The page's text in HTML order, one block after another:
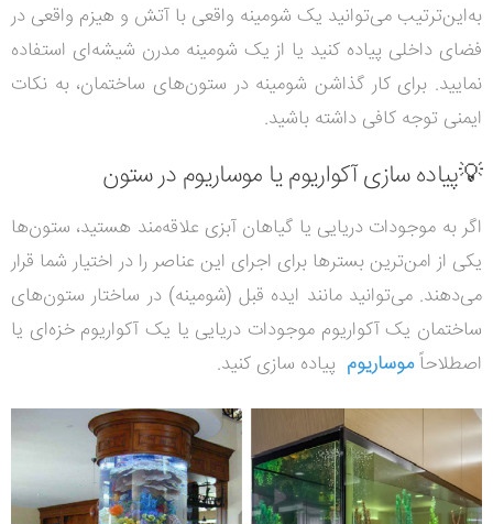
به‌این‌ترتیب می‌توانید یک شومینه واقعی با آتش و هیزم واقعی در
فضای داخلی پیاده کنید یا از یک شومینه‌ مدرن شیشه‌ای استفاده
نمایید. برای کار گذاشن شومینه در ستون‌های ساختمان، به نکات
ایمنی توجه کافی داشته باشید.
💡پیاده سازی آکواریوم یا موساریوم در ستون
اگر به موجودات دریایی یا گیاهان آبزی علاقه‌مند هستید، ستون‌ها
یکی از امن‌ترین بسترها برای اجرای این عناصر را در اختیار شما قرار
می‌دهند. می‌توانید مانند ایده قبل (شومینه) در ساختار ستون‌های
ساختمان یک آکواریوم موجودات دریایی یا یک آکواریوم خزه‌ای یا
اصطلاحاًموساریوم پیاده سازی کنید.